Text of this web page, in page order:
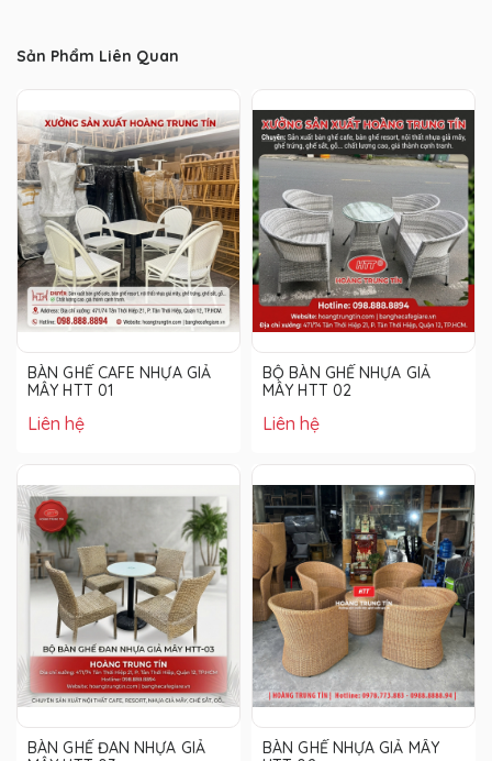
Sản Phẩm Liên Quan
BÀN GHẾ CAFE NHỰA GIẢ
MÂY HTT 01
Liên hệ
BỘ BÀN GHẾ NHỰA GIẢ
MÂY HTT 02
Liên hệ
BÀN GHẾ ĐAN NHỰA GIẢ
BÀN GHẾ NHỰA GIẢ MÂY